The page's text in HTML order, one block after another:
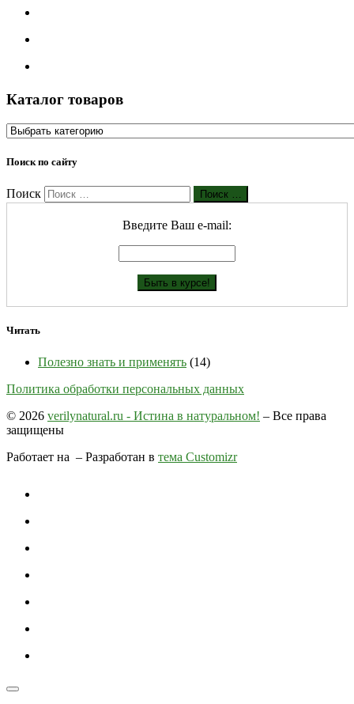
Каталог товаров
Поиск по сайту
Поиск Поиск …
Введите Ваш е-mail:
Читать
Полезно знать и применять (14)
Политика обработки персональных данных
© 2026 verilynatural.ru - Истина в натуральном! – Все права
защищены
Работает на – Разработан в тема Customizr